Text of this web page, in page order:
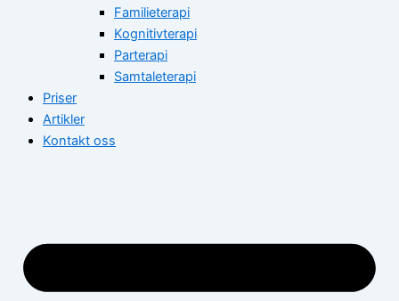
Familieterapi
Kognitivterapi
Parterapi
Samtaleterapi
Priser
Artikler
Kontakt oss